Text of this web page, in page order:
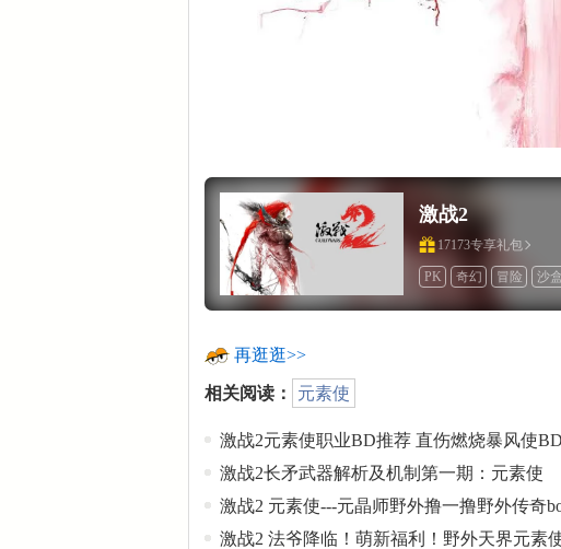
激战2
17173专享礼包
PK 奇幻 冒险 沙盒
再逛逛>>
相关阅读： 元素使
激战2元素使职业BD推荐 直伤燃烧暴风使
激战2长矛武器解析及机制第一期：元素使
激战2 元素使---元晶师野外撸一撸野外传奇
激战2 法爷降临！萌新福利！野外天界元素